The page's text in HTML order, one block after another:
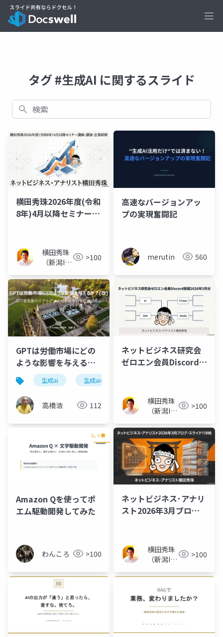
タグ #生成AI に関するスライド
検索
横田秀珠2026年度(令和
8年)4月以降セミナー講
横田秀珠
（新潟IT
タント）
>100
高速なバージョンアッ
プの実現奮闘記
merutin 560
GPTは労働市場にどの
ような影響を与えるか
(改)
生成ai 生成aiの普及過程
高橋浩 112
ネットビジネス研究会
ゼロエン会員Discord投
横田秀珠
（新潟IT
タント）
>100
Amazon Qを使ってポ
エム駆動開発してみた
わんころ >100
ネットビジネス･アナリ
スト2026年3月ブログ･
横田秀珠
（新潟IT
タント）
>100